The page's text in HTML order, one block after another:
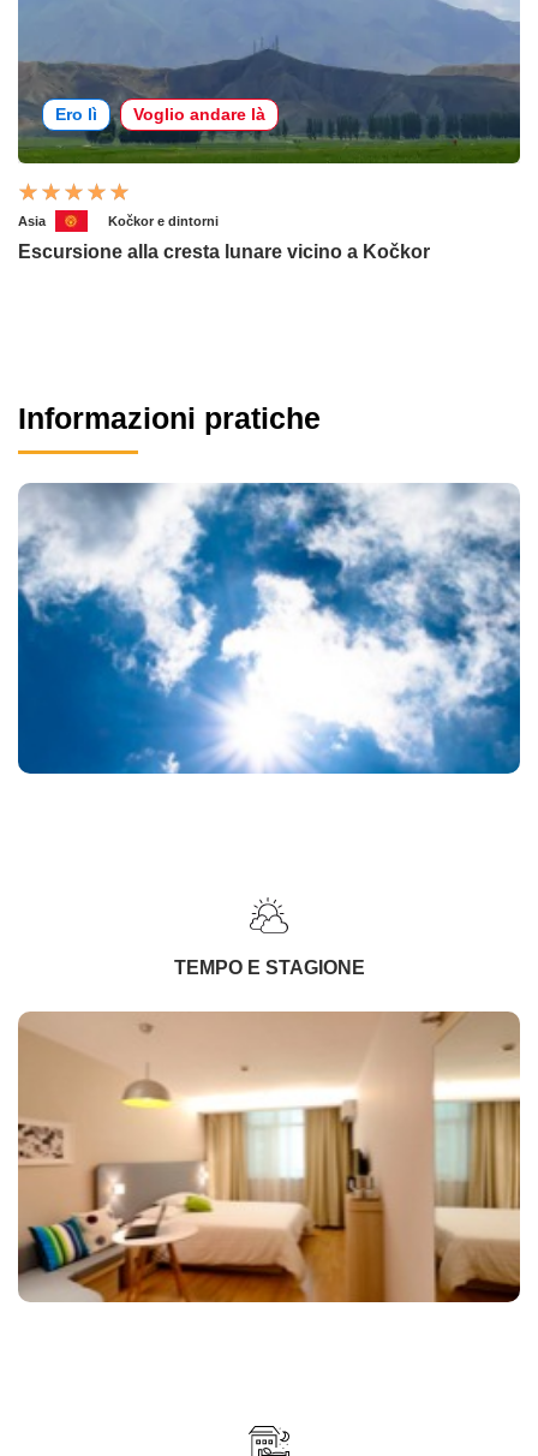
Ero lì Voglio andare là
Asia Kočkor e dintorni
Escursione alla cresta lunare vicino a Kočkor
Informazioni pratiche
TEMPO E STAGIONE